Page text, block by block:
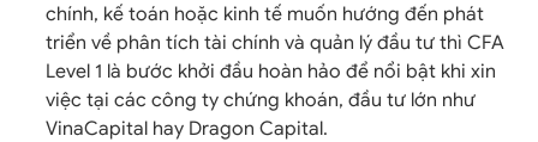
chính, kế toán hoặc kinh tế muốn hướng đến phát
triển về phân tích tài chính và quản lý đầu tư thì CFA
Level 1 là bước khởi đầu hoàn hảo để nổi bật khi xin
việc tại các công ty chứng khoán, đầu tư lớn như
VinaCapital hay Dragon Capital.